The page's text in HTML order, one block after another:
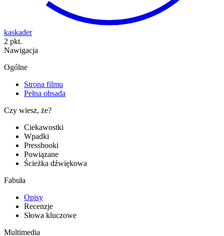
kaskader
2 pkt.
Nawigacja
Ogólne
Strona filmu
Pełna obsada
Czy wiesz, że?
Ciekawostki
Wpadki
Pressbooki
Powiązane
Ścieżka dźwiękowa
Fabuła
Opisy
Recenzje
Słowa kluczowe
Multimedia